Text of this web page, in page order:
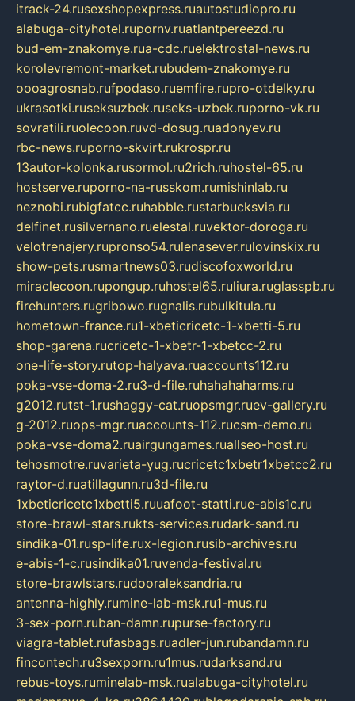
itrack-24.rusexshopexpress.ruautostudiopro.ru
alabuga-cityhotel.rupornv.ruatlantpereezd.ru
bud-em-znakomye.rua-cdc.ruelektrostal-news.ru
korolevremont-market.rubudem-znakomye.ru
oooagrosnab.rufpodaso.ruemfire.rupro-otdelky.ru
ukrasotki.ruseksuzbek.ruseks-uzbek.ruporno-vk.ru
sovratili.ruolecoon.ruvd-dosug.ruadonyev.ru
rbc-news.ruporno-skvirt.rukrospr.ru
13autor-kolonka.rusormol.ru2rich.ruhostel-65.ru
hostserve.ruporno-na-russkom.rumishinlab.ru
neznobi.rubigfatcc.ruhabble.rustarbucksvia.ru
delfinet.rusilvernano.ruelestal.ruvektor-doroga.ru
velotrenajery.rupronso54.rulenasever.rulovinskix.ru
show-pets.rusmartnews03.rudiscofoxworld.ru
miraclecoon.rupongup.ruhostel65.ruliura.ruglasspb.ru
firehunters.rugribowo.rugnalis.rubulkitula.ru
hometown-france.ru1-xbeticricetc-1-xbetti-5.ru
shop-garena.rucricetc-1-xbetr-1-xbetcc-2.ru
one-life-story.rutop-halyava.ruaccounts112.ru
poka-vse-doma-2.ru3-d-file.ruhahahaharms.ru
g2012.rutst-1.rushaggy-cat.ruopsmgr.ruev-gallery.ru
g-2012.ruops-mgr.ruaccounts-112.rucsm-demo.ru
poka-vse-doma2.ruairgungames.ruallseo-host.ru
tehosmotre.ruvarieta-yug.rucricetc1xbetr1xbetcc2.ru
raytor-d.ruatillagunn.ru3d-file.ru
1xbeticricetc1xbetti5.ruuafoot-statti.rue-abis1c.ru
store-brawl-stars.rukts-services.rudark-sand.ru
sindika-01.rusp-life.rux-legion.rusib-archives.ru
e-abis-1-c.rusindika01.ruvenda-festival.ru
store-brawlstars.rudooraleksandria.ru
antenna-highly.rumine-lab-msk.ru1-mus.ru
3-sex-porn.ruban-damn.rupurse-factory.ru
viagra-tablet.rufasbags.ruadler-jun.rubandamn.ru
fincontech.ru3sexporn.ru1mus.rudarksand.ru
rebus-toys.ruminelab-msk.rualabuga-cityhotel.ru